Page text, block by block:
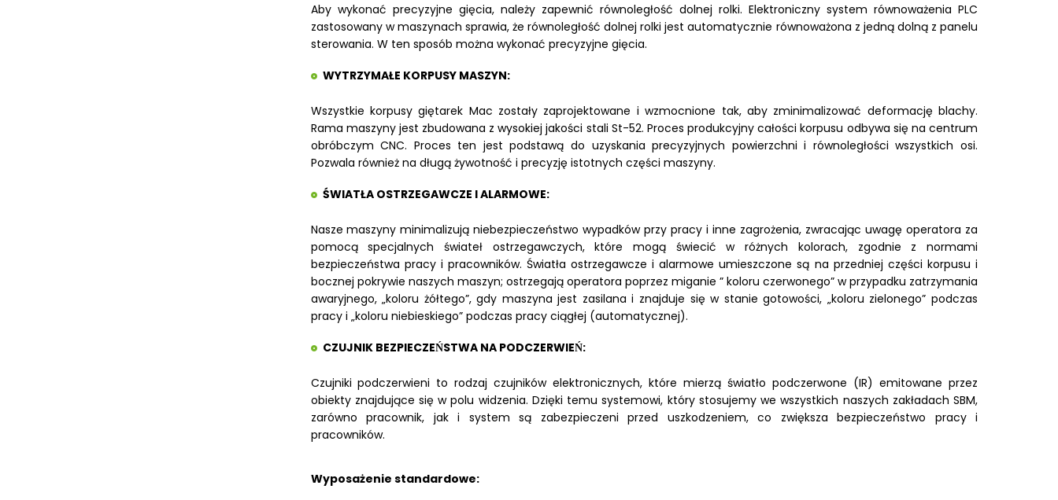
Aby wykonać precyzyjne gięcia, należy zapewnić równoległość dolnej rolki. Elektroniczny system równoważenia PLC
zastosowany w maszynach sprawia, że równoległość dolnej rolki jest automatycznie równoważona z jedną dolną z panelu
sterowania. W ten sposób można wykonać precyzyjne gięcia.
WYTRZYMAŁE KORPUSY MASZYN:
Wszystkie korpusy giętarek Mac zostały zaprojektowane i wzmocnione tak, aby zminimalizować deformację blachy.
Rama maszyny jest zbudowana z wysokiej jakości stali St-52. Proces produkcyjny całości korpusu odbywa się na centrum
obróbczym CNC. Proces ten jest podstawą do uzyskania precyzyjnych powierzchni i równoległości wszystkich osi.
Pozwala również na długą żywotność i precyzję istotnych części maszyny.
ŚWIATŁA OSTRZEGAWCZE I ALARMOWE:
Nasze maszyny minimalizują niebezpieczeństwo wypadków przy pracy i inne zagrożenia, zwracając uwagę operatora za
pomocą specjalnych świateł ostrzegawczych, które mogą świecić w różnych kolorach, zgodnie z normami
bezpieczeństwa pracy i pracowników. Światła ostrzegawcze i alarmowe umieszczone są na przedniej części korpusu i
bocznej pokrywie naszych maszyn; ostrzegają operatora poprzez miganie ” koloru czerwonego” w przypadku zatrzymania
awaryjnego, „koloru żółtego”, gdy maszyna jest zasilana i znajduje się w stanie gotowości, „koloru zielonego” podczas
pracy i „koloru niebieskiego” podczas pracy ciągłej (automatycznej).
CZUJNIK BEZPIECZEŃSTWA NA PODCZERWIEŃ:
Czujniki podczerwieni to rodzaj czujników elektronicznych, które mierzą światło podczerwone (IR) emitowane przez
obiekty znajdujące się w polu widzenia. Dzięki temu systemowi, który stosujemy we wszystkich naszych zakładach SBM,
zarówno pracownik, jak i system są zabezpieczeni przed uszkodzeniem, co zwiększa bezpieczeństwo pracy i
pracowników.
Wyposażenie standardowe: